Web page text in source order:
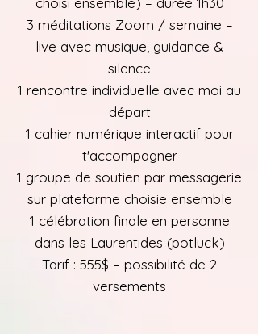
3 méditations Zoom / semaine –
live avec musique, guidance &
silence
1 rencontre individuelle avec moi au
départ
1 cahier numérique interactif pour
t'accompagner
1 groupe de soutien par messagerie
sur plateforme choisie ensemble
1 célébration finale en personne
dans les Laurentides (potluck)
Tarif : 555$ – possibilité de 2
versements